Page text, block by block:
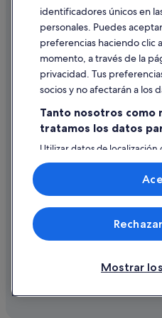
Ayuda
Cancelar un vuelo
Cancelar una reserva de hotel o de
Utilizar un cupón de Expedia
Documentos para viajes
© 2026 Expedia, Inc., una empresa
derechos reservados. Expedia y el
comerciales o marcas comerciales
identificadores únicos en
personales. Puedes
preferencias haciendo clic
momento, a través de la
privacidad. Tus
socios y no afectarán a los
Tanto nosotros como
tratamos los datos
Utilizar datos de
activamente las
identificación. Almacenar la
y/o acceder a ella.
medición de publicidad y
audiencia y desarrollo de
Lista de asociados
Mostrar